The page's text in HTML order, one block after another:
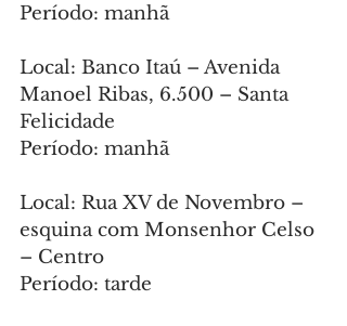
Período: manhã
Local: Banco Itaú – Avenida
Manoel Ribas, 6.500 – Santa
Felicidade
Período: manhã
Local: Rua XV de Novembro –
esquina com Monsenhor Celso
– Centro
Período: tarde